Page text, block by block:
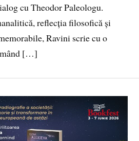
cu Theodor Paleologu.
reflecția filosofică și
Ravini scrie cu o
[…]